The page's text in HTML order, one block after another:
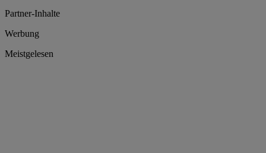
Partner-Inhalte
Werbung
Meistgelesen